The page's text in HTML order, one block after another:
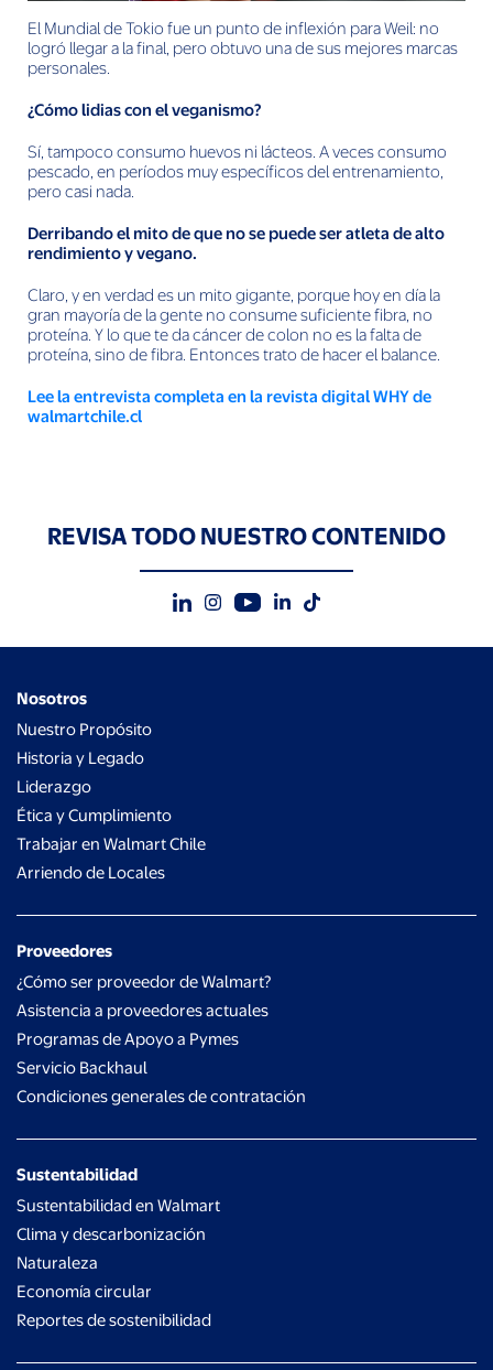
El Mundial de Tokio fue un punto de inflexión para Weil: no
logró llegar a la final, pero obtuvo una de sus mejores marcas
personales.
¿Cómo lidias con el veganismo?
Sí, tampoco consumo huevos ni lácteos. A veces consumo
pescado, en períodos muy específicos del entrenamiento,
pero casi nada.
Derribando el mito de que no se puede ser atleta de alto
rendimiento y vegano.
Claro, y en verdad es un mito gigante, porque hoy en día la
gran mayoría de la gente no consume suficiente fibra, no
proteína. Y lo que te da cáncer de colon no es la falta de
proteína, sino de fibra. Entonces trato de hacer el balance.
Lee la entrevista completa en la revista digital WHY de
walmartchile.cl
REVISA TODO NUESTRO CONTENIDO
Nosotros
Nuestro Propósito
Historia y Legado
Liderazgo
Ética y Cumplimiento
Trabajar en Walmart Chile
Arriendo de Locales
Proveedores
¿Cómo ser proveedor de Walmart?
Asistencia a proveedores actuales
Programas de Apoyo a Pymes
Servicio Backhaul
Condiciones generales de contratación
Sustentabilidad
Sustentabilidad en Walmart
Clima y descarbonización
Naturaleza
Economía circular
Reportes de sostenibilidad